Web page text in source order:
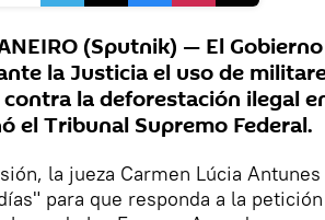
(Sputnik) — El
la Justicia el uso de
la deforestación ilegal
el Tribunal Supremo Federal.
la jueza Carmen Lúcia
para que responda a la